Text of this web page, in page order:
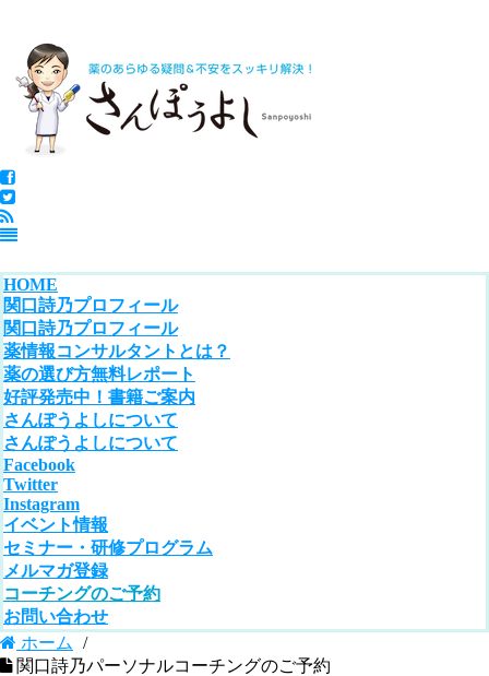
HOME
関口詩乃プロフィール
関口詩乃プロフィール
薬情報コンサルタントとは？
薬の選び方無料レポート
好評発売中！書籍ご案内
さんぽうよしについて
さんぽうよしについて
Facebook
Twitter
Instagram
イベント情報
セミナー・研修プログラム
メルマガ登録
コーチングのご予約
お問い合わせ
ホーム
/
関口詩乃パーソナルコーチングのご予約